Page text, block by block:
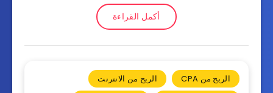
أكمل القراءة
الربح من CPA
الربح من الانترنت